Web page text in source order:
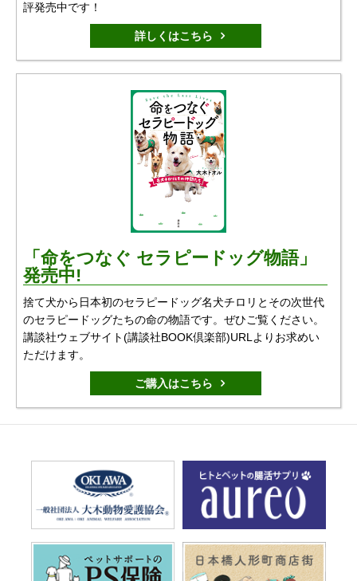
評発売中です！
詳しくはこちら
「命をつなぐ セラピードッグ物語」
発売中!
捨て犬から日本初のセラピードッグ名犬チロリとその次世代
のセラピードッグたちの命の物語です。ぜひご覧ください。
講談社ウェブサイト(講談社BOOK倶楽部)URLよりお求めい
ただけます。
ご購入はこちら